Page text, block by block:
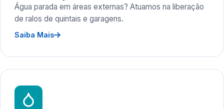
Água parada em áreas externas? Atuamos na liberação
de ralos de quintais e garagens.
Saiba Mais